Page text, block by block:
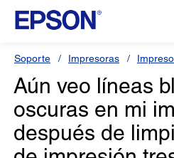
Soporte Impresoras
Aún veo líneas
oscuras en mi
después de